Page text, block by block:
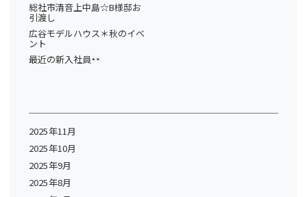
総社市清音上中島☆B様邸お
引渡し
広谷モデルハウス＊秋のイベ
ント
最近の新入社員
2025年11月
2025年10月
2025年9月
2025年8月